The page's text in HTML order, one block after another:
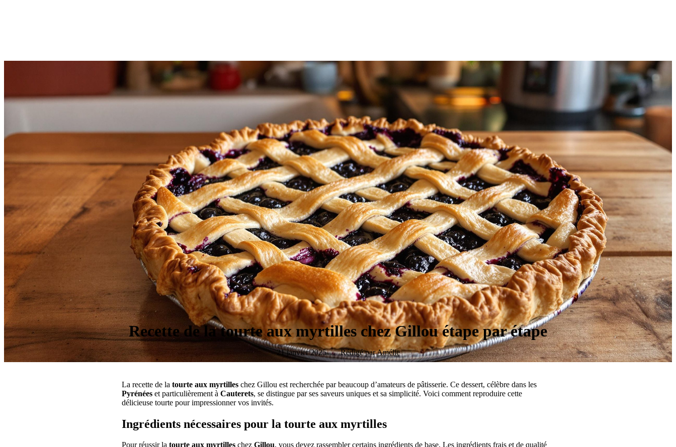
Recette de la tourte aux myrtilles chez Gillou étape par étape
21 janvier 2025 Rédigé parAmélie
La recette de la tourte aux myrtilles chez Gillou est recherchée par beaucoup d’amateurs de pâtisserie. Ce dessert, célèbre dans les
Pyrénées et particulièrement à Cauterets, se distingue par ses saveurs uniques et sa simplicité. Voici comment reproduire cette
délicieuse tourte pour impressionner vos invités.
Ingrédients nécessaires pour la tourte aux myrtilles
Pour réussir la tourte aux myrtilles chez Gillou, vous devez rassembler certains ingrédients de base. Les ingrédients frais et de qualité